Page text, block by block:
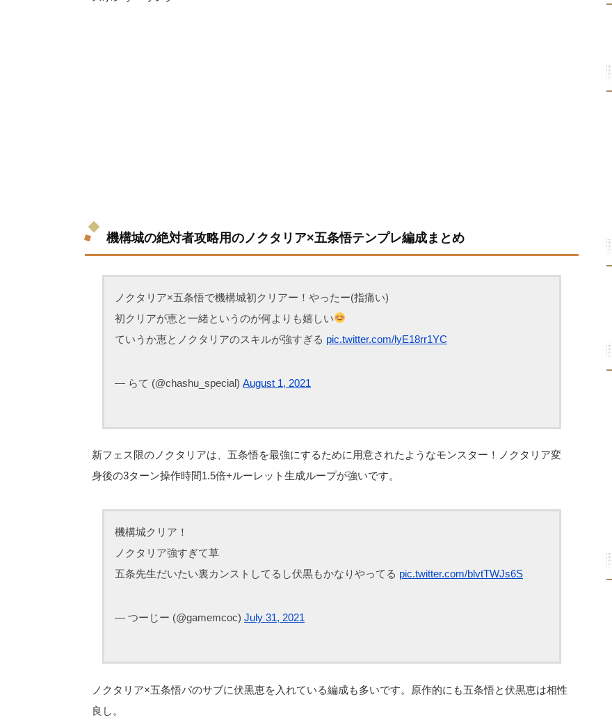
機構城の絶対者攻略用のノクタリア×五条悟テンプレ編成まとめ
ノクタリア×五条悟で機構城初クリアー！やったー(指痛い)
初クリアが恵と一緒というのが何よりも嬉しい
ていうか恵とノクタリアのスキルが強すぎる pic.twitter.com/lyE18rr1YC
— らて (@chashu_special) August 1, 2021
新フェス限のノクタリアは、五条悟を最強にするために用意されたようなモンスター！ノクタリア変
身後の3ターン操作時間1.5倍+ルーレット生成ループが強いです。
機構城クリア！
ノクタリア強すぎて草
五条先生だいたい裏カンストしてるし伏黒もかなりやってる pic.twitter.com/blvtTWJs6S
— つーじー (@gamemcoc) July 31, 2021
ノクタリア×五条悟パのサブに伏黒恵を入れている編成も多いです。原作的にも五条悟と伏黒恵は相性
良し。